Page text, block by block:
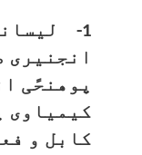
1-
پوهنحًی
کیمیاوی
کابل و